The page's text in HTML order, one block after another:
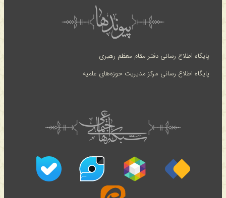
پایگاه اطلاع رسانی دفتر مقام معظم رهبری
پایگاه اطلاع رسانی مرکز مدیریت حوزه‌های علمیه